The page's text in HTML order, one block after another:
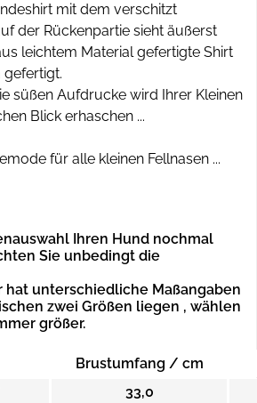
mit dem verschitzt
der Rückenpartie sieht äußerst
leichtem Material gefertigte Shirt
gefertigt.
süßen Aufdrucke wird Ihrer Kleinen
Blick erhaschen ...
für alle kleinen Fellnasen ...
Ihren Hund nochmal
Sie unbedingt die
hat unterschiedliche Maßangaben
zwei Größen liegen , wählen
größer.
Brustumfang / cm
33,0